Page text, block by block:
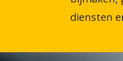
diensten